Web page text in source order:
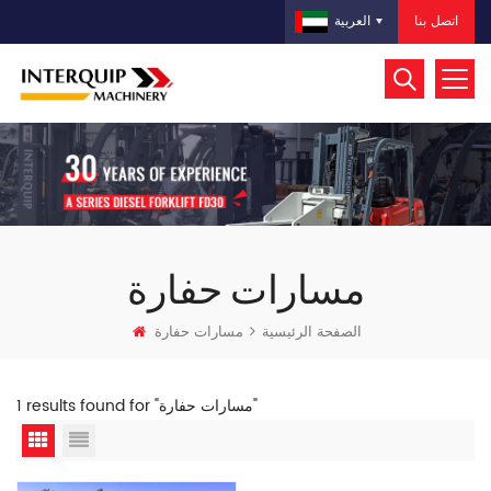
اتصل بنا العربية
مسارات حفارة
الصفحة الرئيسية مسارات حفارة
1 results found for "مسارات حفارة"